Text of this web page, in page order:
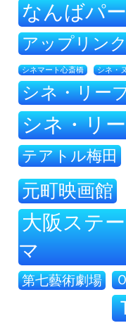
なんばパ
アップリン
シネマート心斎橋 シネ・
シネ・リー
シネ・リ
テアトル梅田
元町映画館
大阪ステ
マ
第七藝術劇場